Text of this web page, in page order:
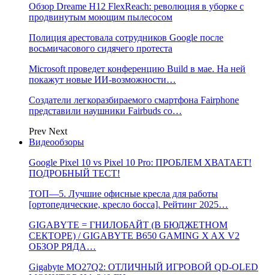
Обзор Dreame H12 FlexReach: революция в уборке с
продвинутым моющим пылесосом
Полиция арестовала сотрудников Google после
восьмичасового сидячего протеста
Microsoft проведет конференцию Build в мае. На ней
покажут новые ИИ-возможности…
Создатели легкоразбираемого смартфона Fairphone
представили наушники Fairbuds со…
Prev Next
Видеообзоры
Google Pixel 10 vs Pixel 10 Pro: ПРОБЛЕМ ХВАТАЕТ!
ПОДРОБНЫЙ ТЕСТ!
ТОП—5. Лучшие офисные кресла для работы
[ортопедические, кресло босса]. Рейтинг 2025…
GIGABYTE = ГНИЛОБАЙТ (В БЮДЖЕТНОМ
СЕКТОРЕ) / GIGABYTE B650 GAMING X AX V2
ОБЗОР РЯДА…
Gigabyte MO27Q2: ОТЛИЧНЫЙ ИГРОВОЙ QD-OLED